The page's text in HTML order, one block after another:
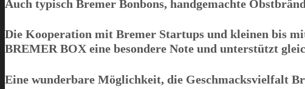
Auch typisch Bremer Bonbons, handgemachte
Die Kooperation mit Bremer Startups und kleinen bis
BREMER BOX eine besondere Note und unterstützt
Eine wunderbare Möglichkeit, die Geschmacksvielfalt